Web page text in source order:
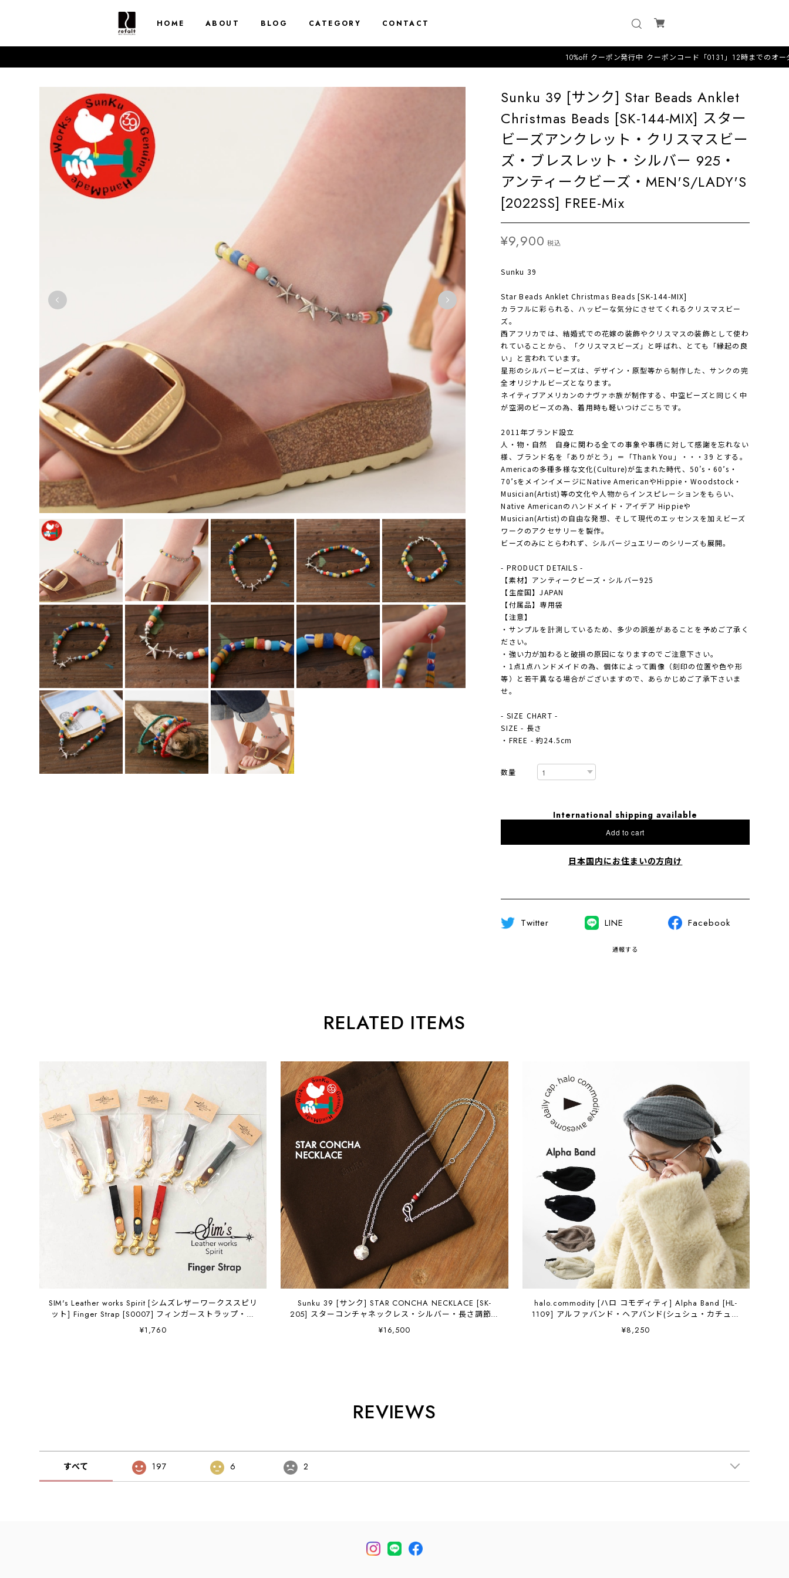
HOME ABOUT BLOG CATEGORY CONTACT
10%off クーポン発行中 クーポンコード「0131」12時までのオーダーは即日配
Sunku 39 [サンク] Star Beads Anklet
Christmas Beads [SK-144-MIX] スター
ビーズアンクレット・クリスマスビー
ズ・ブレスレット・シルバー 925・
アンティークビーズ・MEN'S/LADY'S
[2022SS] FREE-Mix
¥9,900 税込
Sunku 39
Star Beads Anklet Christmas Beads [SK-144-MIX]
カラフルに彩られる、ハッピーな気分にさせてくれるクリスマスビー
ズ。
西アフリカでは、結婚式での花嫁の装飾やクリスマスの装飾として使わ
れていることから、「クリスマスビーズ」と呼ばれ、とても「縁起の良
い」と言われています。
星形のシルバービーズは、デザイン・原型等から制作した、サンクの完
全オリジナルビーズとなります。
ネイティブアメリカンのナヴァホ族が制作する、中空ビーズと同じく中
が空洞のビーズの為、着用時も軽いつけごこちです。
2011年ブランド設立
人・物・自然 自身に関わる全ての事象や事柄に対して感謝を忘れない
様、ブランド名を「ありがとう」＝「Thank You」・・・39 とする。
Americaの多種多様な文化(Culture)が生まれた時代、50’s・60’s・
70’sをメインイメージにNative AmericanやHippie・Woodstock・
Musician(Artist)等の文化や人物からインスピレーションをもらい、
Native Americanのハンドメイド・アイデア Hippieや
Musician(Artist)の自由な発想、そして現代のエッセンスを加えビーズ
ワークのアクセサリーを製作。
ビーズのみにとらわれず、シルバージュエリーのシリーズも展開。
- PRODUCT DETAILS -
【素材】アンティークビーズ・シルバー925
【生産国】JAPAN
【付属品】専用袋
【注意】
・サンプルを計測しているため、多少の誤差があることを予めご了承く
ださい。
・強い力が加わると破損の原因になりますのでご注意下さい。
・1点1点ハンドメイドの為、個体によって画像（刻印の位置や色や形
等）と若干異なる場合がございますので、あらかじめご了承下さいま
せ。
- SIZE CHART -
SIZE - 長さ
・FREE - 約24.5cm
数量
International shipping available
Add to cart
日本国内にお住まいの方向け
Twitter LINE Facebook
通報する
RELATED ITEMS
SIM's Leather works Spirit [シムズレザーワークススピリ
ット] Finger Strap [S0007] フィンガーストラップ・バ
ッグに付けると可愛い・スマホやカメラにも・イタリア
ンオイルレザー ・キーホルダー・天然皮革・
¥1,760
Sunku 39 [サンク] STAR CONCHA NECKLACE [SK-
205] スターコンチャネックレス・シルバー・長さ調節・
2WAY・アクセサリー・ギフト・星・貝殻・MEN'S /
LADY'S [2025SS]
¥16,500
halo.commodity [ハロ コモディティ] Alpha Band [HL-
1109] アルファバンド・ヘアバンド(シュシュ・カチュー
シャ・髪留め)・POLARTEC・日本製・ LADY'S
[2025AW]
¥8,250
REVIEWS
すべて 197 6 2